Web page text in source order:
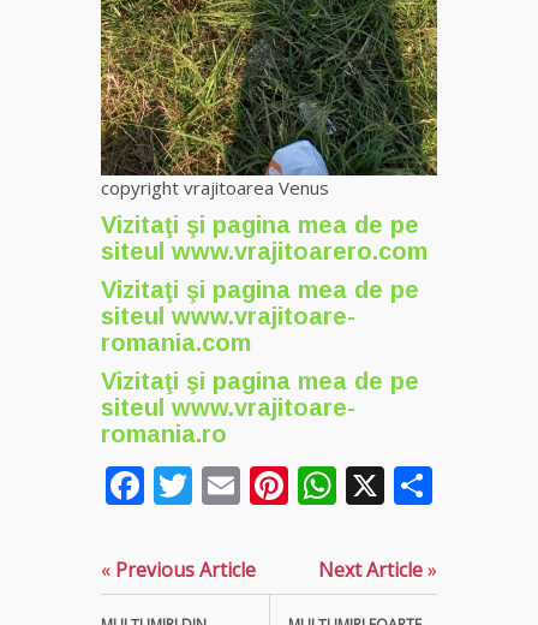
copyright vrajitoarea Venus
Vizitaţi şi pagina mea de pe
siteul www.vrajitoarero.com
Vizitaţi şi pagina mea de pe
siteul www.vrajitoare-
romania.com
Vizitaţi şi pagina mea de pe
siteul www.vrajitoare-
romania.ro
Facebook
Twitter
EmailPinterest
WhatsApp
X
« Previous Article Next Article»